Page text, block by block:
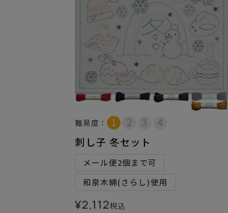
難易度：
刺し子 冬セット
メール便2個まで可
和泉木綿(さらし)使用
¥2,112税込